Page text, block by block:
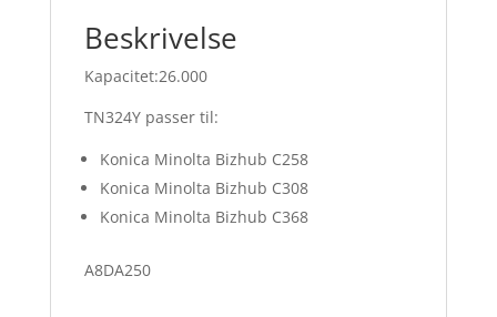
Beskrivelse
Kapacitet:26.000
TN324Y passer til:
Konica Minolta Bizhub C258
Konica Minolta Bizhub C308
Konica Minolta Bizhub C368
A8DA250